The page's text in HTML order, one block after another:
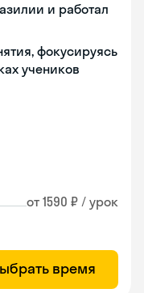
и работал
фокусируясь
учеников
от 1590 ₽ / урок
время